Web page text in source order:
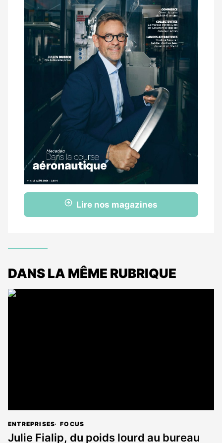
Lire nos magazines
DANS LA MÊME RUBRIQUE
ENTREPRISES FOCUS
Julie Fialip, du poids lourd au bureau